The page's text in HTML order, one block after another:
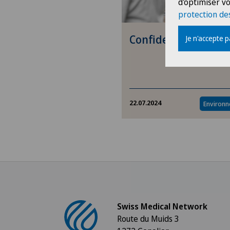
Confidences en
22.07.2024
Swiss Medical Network
Route du Muids 3
protection
Je n'accepte